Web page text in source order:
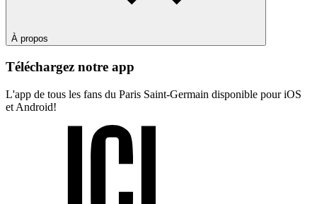
À propos
Téléchargez notre app
L'app de tous les fans du Paris Saint-Germain disponible pour iOS
et Android!